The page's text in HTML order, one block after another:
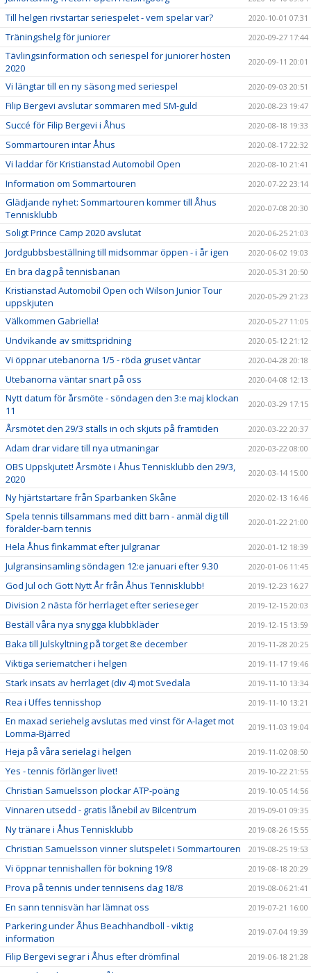
Till helgen rivstartar seriespelet - vem spelar var? 2020-10-01 07:31
Träningshelg för juniorer 2020-09-27 17:44
Tävlingsinformation och seriespel för juniorer hösten
2020
2020-09-11 20:01
Vi längtar till en ny säsong med seriespel 2020-09-03 20:51
Filip Bergevi avslutar sommaren med SM-guld 2020-08-23 19:47
Succé för Filip Bergevi i Åhus 2020-08-18 19:33
Sommartouren intar Åhus 2020-08-17 22:32
Vi laddar för Kristianstad Automobil Open 2020-08-10 21:41
Information om Sommartouren 2020-07-22 23:14
Glädjande nyhet: Sommartouren kommer till Åhus
Tennisklubb
2020-07-08 20:30
Soligt Prince Camp 2020 avslutat 2020-06-25 21:03
Jordgubbsbeställning till midsommar öppen - i år igen 2020-06-02 19:03
En bra dag på tennisbanan 2020-05-31 20:50
Kristianstad Automobil Open och Wilson Junior Tour
uppskjuten
2020-05-29 21:23
Välkommen Gabriella! 2020-05-27 11:05
Undvikande av smittspridning 2020-05-12 21:12
Vi öppnar utebanorna 1/5 - röda gruset väntar 2020-04-28 20:18
Utebanorna väntar snart på oss 2020-04-08 12:13
Nytt datum för årsmöte - söndagen den 3:e maj klockan
11
2020-03-29 17:15
Årsmötet den 29/3 ställs in och skjuts på framtiden 2020-03-22 20:37
Adam drar vidare till nya utmaningar 2020-03-22 08:00
OBS Uppskjutet! Årsmöte i Åhus Tennisklubb den 29/3,
2020
2020-03-14 15:00
Ny hjärtstartare från Sparbanken Skåne 2020-02-13 16:46
Spela tennis tillsammans med ditt barn - anmäl dig till
förälder-barn tennis
2020-01-22 21:00
Hela Åhus finkammat efter julgranar 2020-01-12 18:39
Julgransinsamling söndagen 12:e januari efter 9.30 2020-01-06 11:45
God Jul och Gott Nytt År från Åhus Tennisklubb! 2019-12-23 16:27
Division 2 nästa för herrlaget efter serieseger 2019-12-15 20:03
Beställ våra nya snygga klubbkläder 2019-12-15 13:59
Baka till Julskyltning på torget 8:e december 2019-11-28 20:25
Viktiga seriematcher i helgen 2019-11-17 19:46
Stark insats av herrlaget (div 4) mot Svedala 2019-11-10 13:34
Rea i Uffes tennisshop 2019-11-10 13:21
En maxad seriehelg avslutas med vinst för A-laget mot
Lomma-Bjärred
2019-11-03 19:04
Heja på våra serielag i helgen 2019-11-02 08:50
Yes - tennis förlänger livet! 2019-10-22 21:55
Christian Samuelsson plockar ATP-poäng 2019-10-05 14:56
Vinnaren utsedd - gratis lånebil av Bilcentrum 2019-09-01 09:35
Ny tränare i Åhus Tennisklubb 2019-08-26 15:55
Christian Samuelsson vinner slutspelet i Sommartouren 2019-08-25 19:53
Vi öppnar tennishallen för bokning 19/8 2019-08-18 20:29
Prova på tennis under tennisens dag 18/8 2019-08-06 21:41
En sann tennisvän har lämnat oss 2019-07-21 16:00
Parkering under Åhus Beachhandboll - viktig
information
2019-07-04 19:39
Filip Bergevi segrar i Åhus efter drömfinal 2019-06-18 21:28